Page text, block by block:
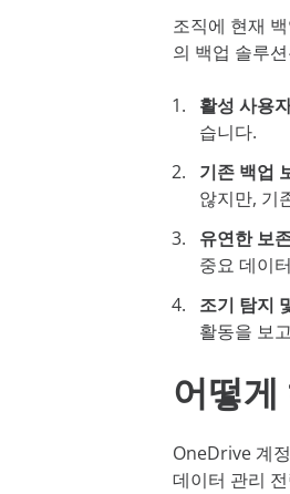
조직에 현재
의 백업 솔루
활성 사용
습니다.
기존 백업
않지만, 기
유연한 보
중요 데이
조기 탐지
활동을 보
어떻게
OneDrive 계
데이터 관리